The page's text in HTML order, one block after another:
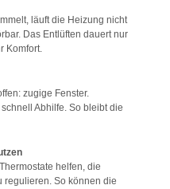
läuft die Heizung nicht
Das Entlüften dauert nur
Komfort.
zugige Fenster.
Abhilfe. So bleibt die
helfen, die
regulieren. So können die